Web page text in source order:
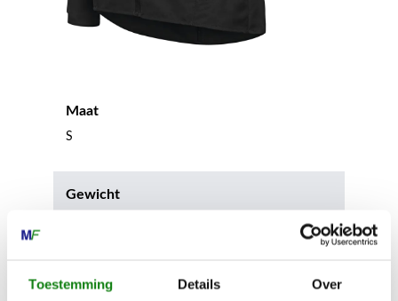
Toestemming Details Over
Maat
S
Gewicht
Materiaalsamenstelling bovenmateriaal